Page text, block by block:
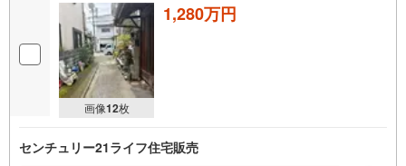
画像12枚
1,280万円
センチュリー21ライフ住宅販売